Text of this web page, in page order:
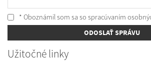
* Oboznámil som sa so spracúvaním
ODOSLAŤ SPRÁVU
Užitočné linky